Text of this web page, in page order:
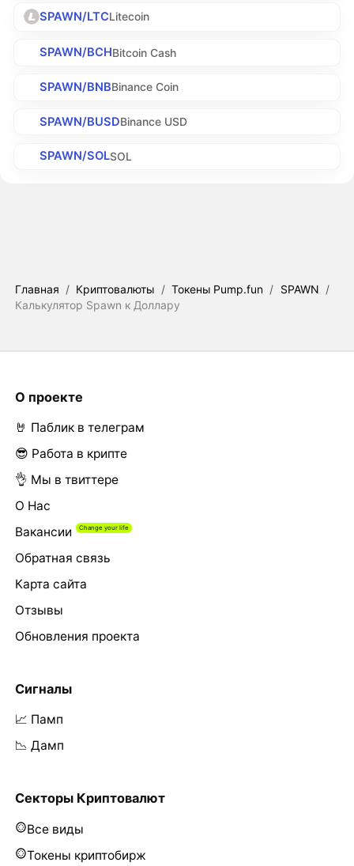
SPAWN/LTCLitecoin
SPAWN/BCHBitcoin Cash
SPAWN/BNBBinance Coin
SPAWN/BUSDBinance USD
SPAWN/SOLSOL
Главная / Криптовалюты / Токены Pump.fun / SPAWN /
Калькулятор Spawn к Доллару
О проекте
🤘 Паблик в телеграм
😎 Работа в крипте
👌 Мы в твиттере
О Нас
Вакансии
Обратная связь
Карта сайта
Отзывы
Обновления проекта
Сигналы
📈 Памп
📉 Дамп
Секторы Криптовалют
Все виды
Токены криптобирж